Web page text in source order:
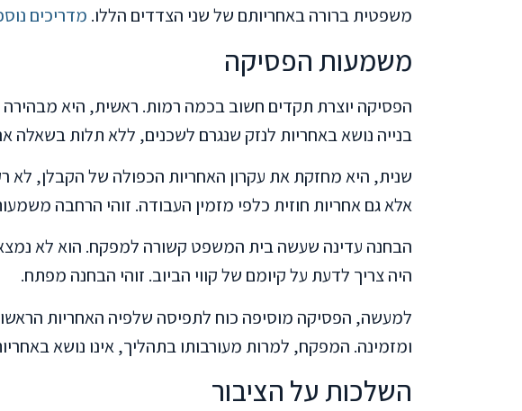
משפטית ברורה באחריותם של שני הצדדים הללו. מדריכים
משמעות הפסיקה
הפסיקה יוצרת תקדים חשוב בכמה רמות. ראשית, היא מבהירה
בנייה נושא באחריות לנזק שנגרם לשכנים, ללא תלות בשאלה
שנית, היא מחזקת את עקרון האחריות הכפולה של הקבלן, לא
אלא גם אחריות חוזית כלפי מזמין העבודה. זוהי הרחבה
הבחנה עדינה שעשה בית המשפט קשורה למפקח. הוא לא
היה צריך לדעת על קיומם של קווי הביוב. זוהי הבחנה מפתח.
למעשה, הפסיקה מוסיפה כוח לתפיסה שלפיה האחריות
ומזמינה. המפקח, למרות מעורבותו בתהליך, אינו נושא
השלכות על הציבור